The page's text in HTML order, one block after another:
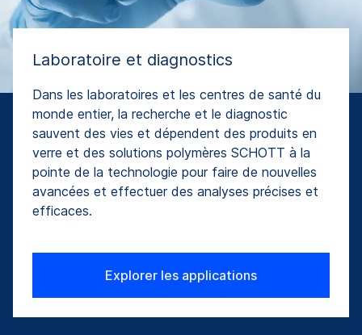
Laboratoire et diagnostics
Dans les laboratoires et les centres de santé du
monde entier, la recherche et le diagnostic
sauvent des vies et dépendent des produits en
verre et des solutions polymères SCHOTT à la
pointe de la technologie pour faire de nouvelles
avancées et effectuer des analyses précises et
efficaces.
Explorer les applications